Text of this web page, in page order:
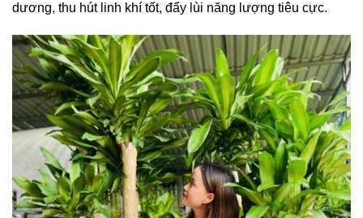
dương, thu hút linh khí tốt, đẩy lùi năng lượng tiêu cực.